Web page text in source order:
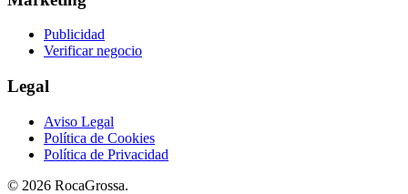
Publicidad
Verificar negocio
Legal
Aviso Legal
Política de Cookies
Política de Privacidad
© 2026 RocaGrossa.